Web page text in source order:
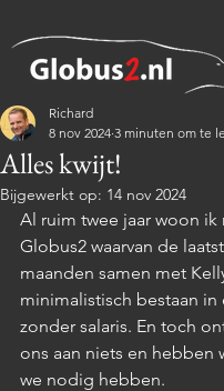
Alles kwijt!
Richard
8 nov 2024 3 minuten om te
Bijgewerkt op: 14 nov 2024
Al ruim twee jaar woon ik
Globus2 waarvan de
maanden samen met
minimalistisch bestaan in
zonder salaris. En toch
ons aan niets en hebben
we nodig hebben.